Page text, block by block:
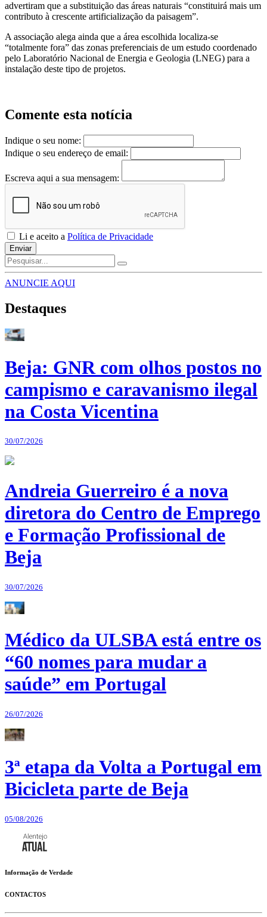
advertiram que a substituição das áreas naturais “constituirá mais um
contributo à crescente artificialização da paisagem”.
A associação alega ainda que a área escolhida localiza-se
“totalmente fora” das zonas preferenciais de um estudo coordenado
pelo Laboratório Nacional de Energia e Geologia (LNEG) para a
instalação deste tipo de projetos.
Comente esta notícia
Indique o seu nome:
Indique o seu endereço de email:
Escreva aqui a sua mensagem:
Li e aceito a Política de Privacidade
Enviar
ANUNCIE AQUI
Destaques
Beja: GNR com olhos postos no
campismo e caravanismo ilegal
na Costa Vicentina
30/07/2026
Andreia Guerreiro é a nova
diretora do Centro de Emprego
e Formação Profissional de
Beja
30/07/2026
Médico da ULSBA está entre os
“60 nomes para mudar a
saúde” em Portugal
26/07/2026
3ª etapa da Volta a Portugal em
Bicicleta parte de Beja
05/08/2026
Informação de Verdade
CONTACTOS